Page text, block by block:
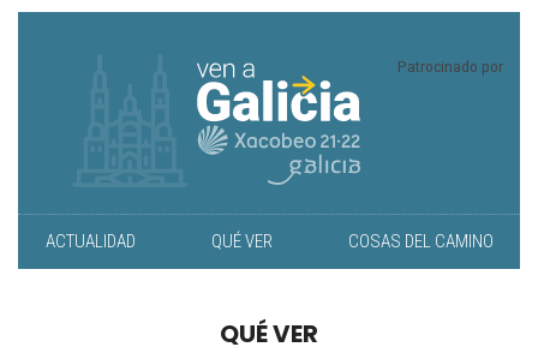
Patrocinado por
ACTUALIDAD QUÉ VER COSAS DEL CAMINO
QUÉ VER